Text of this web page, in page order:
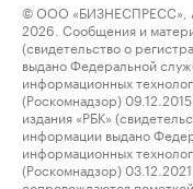
© ООО «БИЗНЕСПРЕСС»,
2026. Сообщения и
(свидетельство о
выдано Федеральной
информационных
(Роскомнадзор)
издания «РБК»
информации выдано
информационных
(Роскомнадзор)